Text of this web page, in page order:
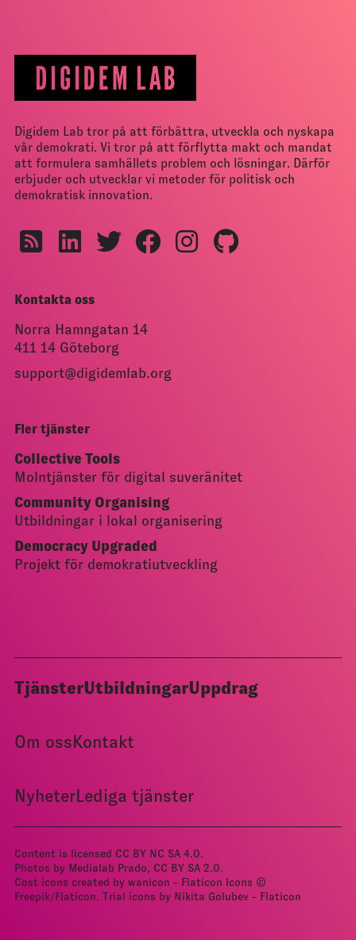
Digidem Lab tror på att förbättra, utveckla och nyskapa
vår demokrati. Vi tror på att förflytta makt och mandat
att formulera samhällets problem och lösningar. Därför
erbjuder och utvecklar vi metoder för politisk och
demokratisk innovation.
Kontakta oss
Norra Hamngatan 14
411 14 Göteborg
support@digidemlab.org
Fler tjänster
Collective Tools
Molntjänster för digital suveränitet
Community Organising
Utbildningar i lokal organisering
Democracy Upgraded
Projekt för demokratiutveckling
TjänsterUtbildningarUppdrag
Om ossKontakt
NyheterLediga tjänster
Content is licensed CC BY NC SA 4.0.
Photos by Medialab Prado, CC BY­ SA 2.0.
Cost icons created by wanicon - Flaticon Icons ©
Freepik/Flaticon. Trial icons by Nikita Golubev - Flaticon